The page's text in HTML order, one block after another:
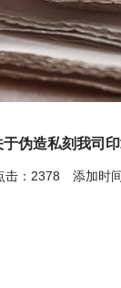
于伪造私刻我司
击：2378 添加时